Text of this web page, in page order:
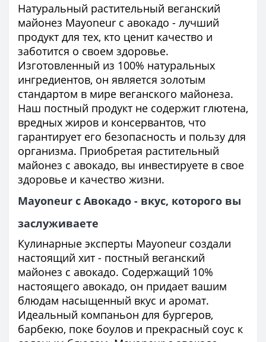
Натуральный растительный веганский
майонез Mayoneur с авокадо - лучший
продукт для тех, кто ценит качество и
заботится о своем здоровье.
Изготовленный из 100% натуральных
ингредиентов, он является золотым
стандартом в мире веганского майонеза.
Наш постный продукт не содержит глютена,
вредных жиров и консервантов, что
гарантирует его безопасность и пользу для
организма. Приобретая растительный
майонез с авокадо, вы инвестируете в свое
здоровье и качество жизни.
Mayoneur с Авокадо - вкус, которого вы
заслуживаете
Кулинарные эксперты Mayoneur создали
настоящий хит - постный веганский
майонез с авокадо. Содержащий 10%
настоящего авокадо, он придает вашим
блюдам насыщенный вкус и аромат.
Идеальный компаньон для бургеров,
барбекю, поке боулов и прекрасный соус к